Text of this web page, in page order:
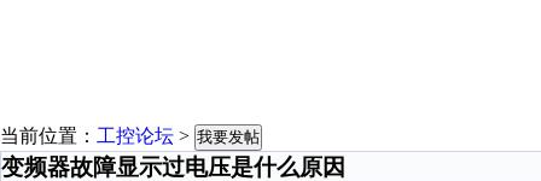
当前位置： 工控论坛 > 我要发帖
变频器故障显示过电压是什么原因